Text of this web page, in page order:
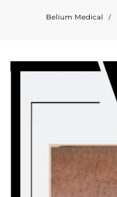
Belium Medical /